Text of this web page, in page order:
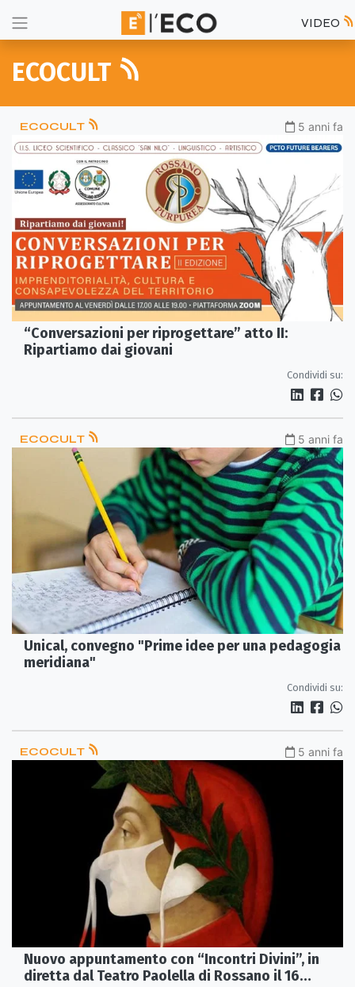
VIDEO
ECOCULT
ECOCULT 5 anni fa
“Conversazioni per riprogettare” atto II:
Ripartiamo dai giovani
Condividi su:
ECOCULT 5 anni fa
Unical, convegno "Prime idee per una pedagogia
meridiana"
Condividi su:
ECOCULT 5 anni fa
Nuovo appuntamento con “Incontri Divini”, in
diretta dal Teatro Paolella di Rossano il 16